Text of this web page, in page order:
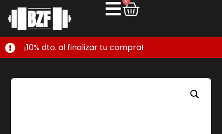
¡10% dto. al finalizar tu compra!